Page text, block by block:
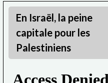
En Israël, la peine
capitale pour les
Palestiniens